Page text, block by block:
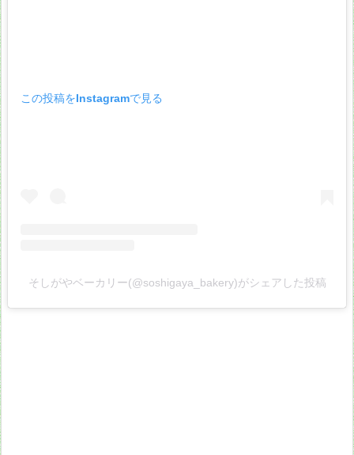
この投稿をInstagramで見る
そしがやベーカリー(@soshigaya_bakery)がシェアした投稿